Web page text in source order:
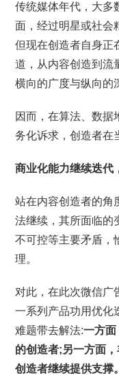
传统媒体年代，大多
面，经过明星或社会
但现在创造者自身正
道，从内容创造到流
横向的广度与纵向的
因而，在算法、数据
务化诉求，创造者在
商业化能力继续迭代
站在内容创造者的角
法继续，其所面临的
不可控等主要矛盾，
理。
对此，在此次微信广
一系列产品功用优化
难题带去解法:一方面
的创造者;另一方面
创造者继续提供支撑。